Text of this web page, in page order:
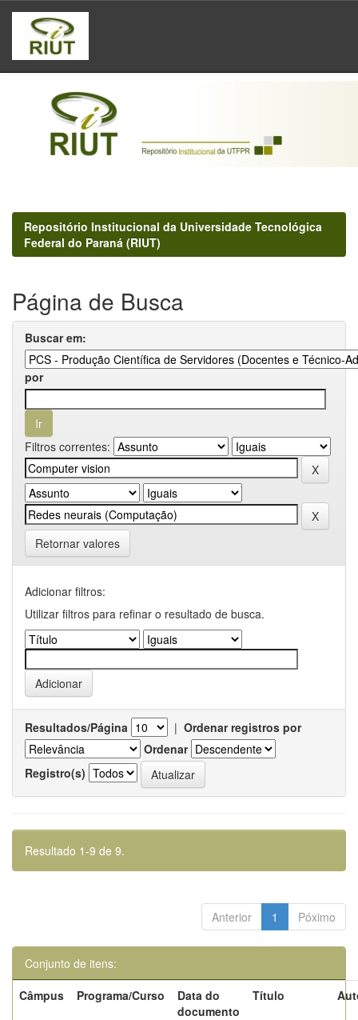
Skip
navigation
Repositório Institucional da Universidade Tecnológica
Federal do Paraná (RIUT)
Página de Busca
Buscar em:
por
Filtros correntes:
Retornar valores
Adicionar filtros:
Utilizar filtros para refinar o resultado de busca.
Resultados/Página | Ordenar registros por
Ordenar
Registro(s)
Resultado 1-9 de 9.
Anterior 1 Póximo
Conjunto de itens:
Câmpus
Programa/Curso
Data do
documento
Título